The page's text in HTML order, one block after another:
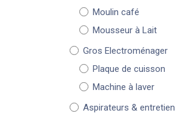
Moulin café
Mousseur à Lait
Gros Electroménager
Plaque de cuisson
Machine à laver
Aspirateurs & entretien